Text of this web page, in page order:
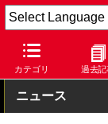
カテゴリ 過去記
Car Watch タイヤ
ニュース